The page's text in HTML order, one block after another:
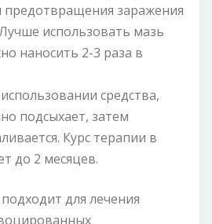
предотвращения заражения
использовать мазь
наносить 2-3 раза в
средства,
подсыхает, затем
Курс терапии в
до 2 месяцев.
для лечения